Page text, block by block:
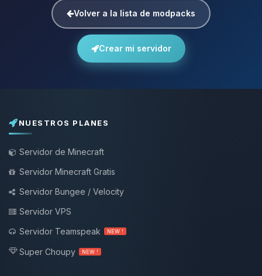
Volver a la lista de modpacks
Crear mi servidor
NUESTROS PLANES
Servidor de Minecraft
Servidor Minecraft Gratis
Servidor Bungee / Velocity
Servidor VPS
Servidor Teamspeak
NEW !
Super Choupy NEW !